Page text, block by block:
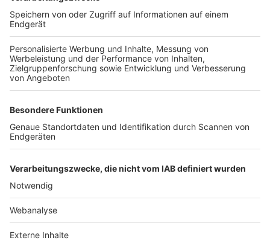
TOP-VEREINE
TOP-PARTNER
Nutzungsbedingungen Datenschutz Impressum